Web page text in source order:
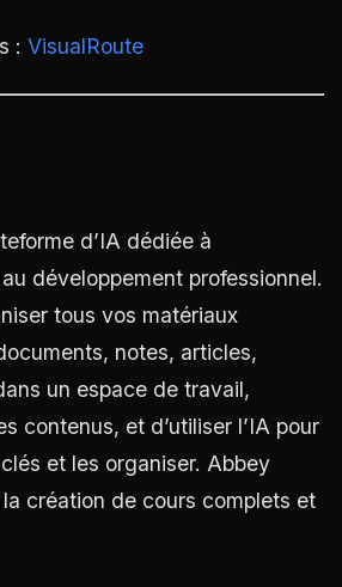
: VisualRoute
d’IA dédiée à
développement professionnel.
tous vos matériaux
notes, articles,
un espace de travail,
contenus, et d’utiliser l’IA pour
et les organiser. Abbey
création de cours complets et